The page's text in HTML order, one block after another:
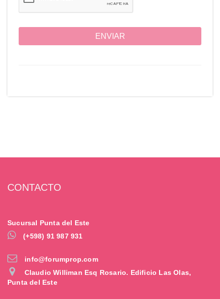
ENVIAR
CONTACTO
Sucursal Punta del Este
(+598) 91 987 931
info@forumprop.com
Claudio Williman Esq Rosario. Edificio Las Olas,
Punta del Este